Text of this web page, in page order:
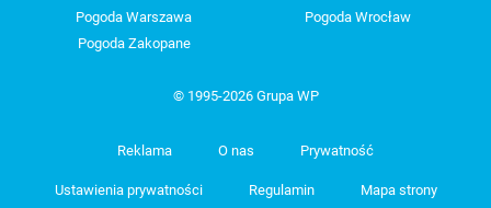
Pogoda Warszawa
Pogoda Wrocław
Pogoda Zakopane
© 1995-2026 Grupa WP
Reklama O nas Prywatność
Ustawienia prywatności Regulamin Mapa strony